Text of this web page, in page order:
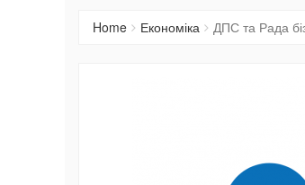
Home Економіка ДПС та Рада